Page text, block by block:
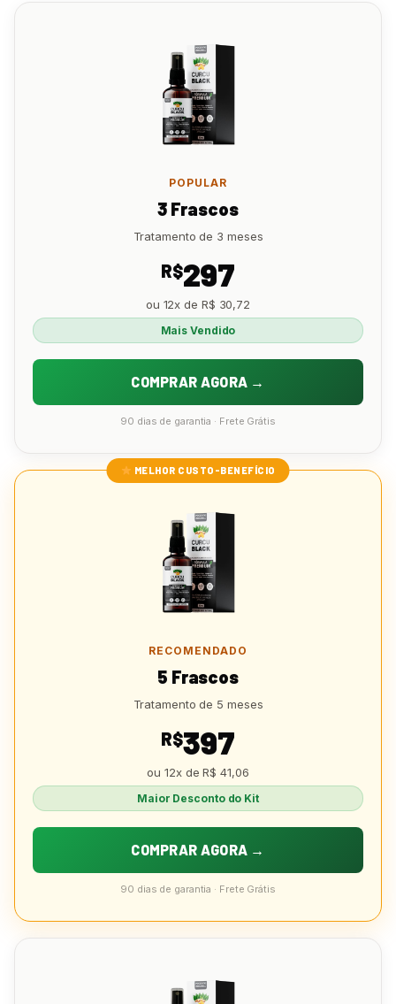
POPULAR
3 Frascos
Tratamento de 3 meses
R$297
ou 12x de R$ 30,72
Mais Vendido
COMPRAR AGORA →
90 dias de garantia · Frete Grátis
MELHOR CUSTO-BENEFÍCIO
RECOMENDADO
5 Frascos
Tratamento de 5 meses
R$397
ou 12x de R$ 41,06
Maior Desconto do Kit
COMPRAR AGORA →
90 dias de garantia · Frete Grátis